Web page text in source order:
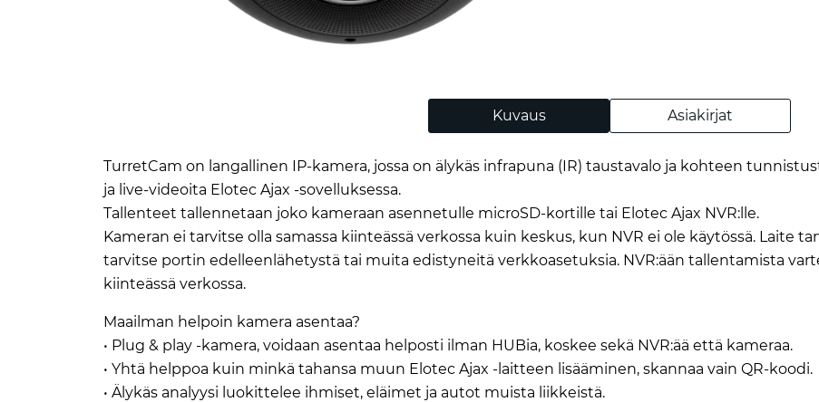
Kuvaus Asiakirjat
TurretCam on langallinen IP-kamera, jossa on älykäs infrapuna (IR) taustavalo ja kohteen
ja live-videoita Elotec Ajax -sovelluksessa.
Tallenteet tallennetaan joko kameraan asennetulle microSD-kortille tai Elotec Ajax NVR:lle.
Kameran ei tarvitse olla samassa kiinteässä verkossa kuin keskus, kun NVR ei ole käytössä. Laite
tarvitse portin edelleenlähetystä tai muita edistyneitä verkkoasetuksia. NVR:ään tallentamista
kiinteässä verkossa.
Maailman helpoin kamera asentaa?
• Plug & play -kamera, voidaan asentaa helposti ilman HUBia, koskee sekä NVR:ää että kameraa.
• Yhtä helppoa kuin minkä tahansa muun Elotec Ajax -laitteen lisääminen, skannaa vain QR-koodi.
• Älykäs analyysi luokittelee ihmiset, eläimet ja autot muista liikkeistä.